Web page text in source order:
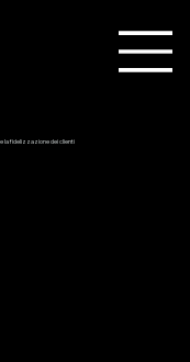
la fidelizzazione dei clienti